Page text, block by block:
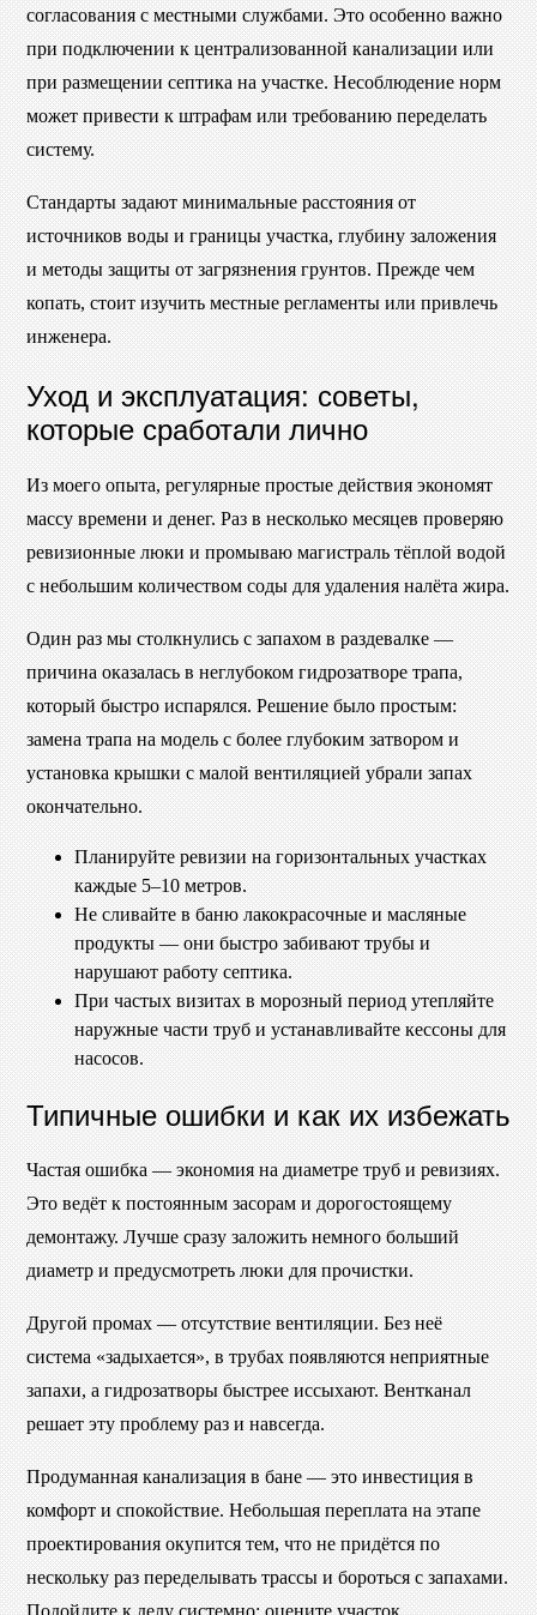
согласования с местными службами. Это особенно важно
при подключении к централизованной канализации или
при размещении септика на участке. Несоблюдение норм
может привести к штрафам или требованию переделать
систему.
Стандарты задают минимальные расстояния от
источников воды и границы участка, глубину заложения
и методы защиты от загрязнения грунтов. Прежде чем
копать, стоит изучить местные регламенты или привлечь
инженера.
Уход и эксплуатация: советы,
которые сработали лично
Из моего опыта, регулярные простые действия экономят
массу времени и денег. Раз в несколько месяцев проверяю
ревизионные люки и промываю магистраль тёплой водой
с небольшим количеством соды для удаления налёта жира.
Один раз мы столкнулись с запахом в раздевалке —
причина оказалась в неглубоком гидрозатворе трапа,
который быстро испарялся. Решение было простым:
замена трапа на модель с более глубоким затвором и
установка крышки с малой вентиляцией убрали запах
окончательно.
Планируйте ревизии на горизонтальных участках
каждые 5–10 метров.
Не сливайте в баню лакокрасочные и масляные
продукты — они быстро забивают трубы и
нарушают работу септика.
При частых визитах в морозный период утепляйте
наружные части труб и устанавливайте кессоны для
насосов.
Типичные ошибки и как их избежать
Частая ошибка — экономия на диаметре труб и ревизиях.
Это ведёт к постоянным засорам и дорогостоящему
демонтажу. Лучше сразу заложить немного больший
диаметр и предусмотреть люки для прочистки.
Другой промах — отсутствие вентиляции. Без неё
система «задыхается», в трубах появляются неприятные
запахи, а гидрозатворы быстрее иссыхают. Вентканал
решает эту проблему раз и навсегда.
Продуманная канализация в бане — это инвестиция в
комфорт и спокойствие. Небольшая переплата на этапе
проектирования окупится тем, что не придётся по
нескольку раз переделывать трассы и бороться с запахами.